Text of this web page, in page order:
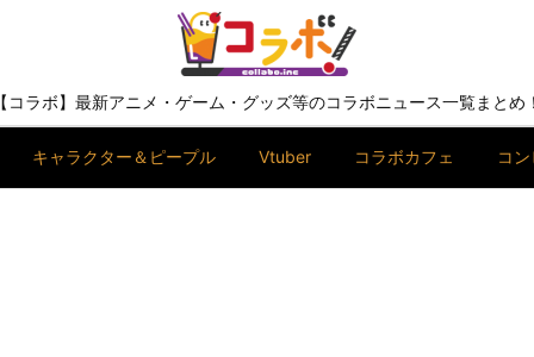
【コラボ】最新アニメ・ゲーム・グッズ等のコラボニュース一覧まとめ！
キャラクター＆ピープル Vtuber コラボカフェ コ